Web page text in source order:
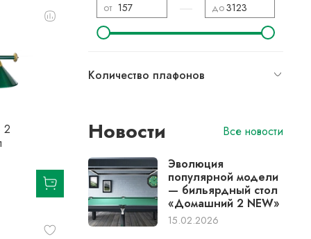
2
от до
Количество плафонов
Новости Все новости
Эволюция
популярной модели
— бильярдный стол
«Домашний 2 NEW»
15.02.2026